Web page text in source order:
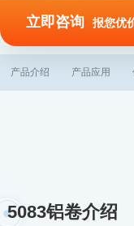
立即咨询 报您优
产品介绍 产品应用
5083铝卷介绍